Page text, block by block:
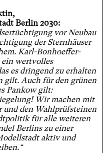
Berlin 2030:
vor Neubau
der Sternhäuser
Karl-Bonhoeffer-
wertvolles
es dringend zu erhalten
gilt. Auch für den grünen
Pankow gilt:
Wir machen mit
und den Wahlprüfsteinen
für alle weiteren
Berlins zu einer
aktiv und